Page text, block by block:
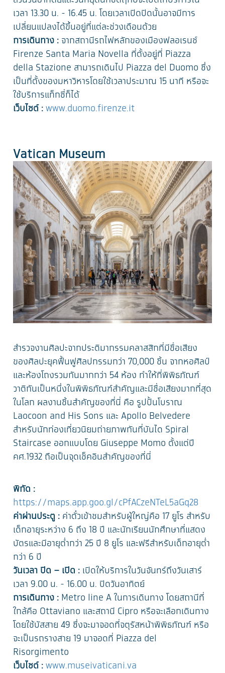
เวลา 13.30 น. - 16.45 น. โดยเวลาเปิดปิดนั้นอาจมีการ
เปลี่ยนแปลงได้ขึ้นอยู่ที่แต่ละช่วงเดือนด้วย
การเดินทาง : จากสถานีรถไฟหลักของเมืองฟลอเรนซ์
Firenze Santa Maria Novella ที่ตั้งอยู่ที่ Piazza
della Stazione สามารถเดินไป Piazza del Duomo ซึ่ง
เป็นที่ตั้งของมหาวิหารโดยใช้เวลาประมาณ 15 นาที หรือจะ
ใช้บริการแท็กซี่ก็ได้
เว็บไซต์ :www.duomo.firenze.it
Vatican Museum
สำรวจงานศิลปะจากประติมากรรมคลาสสิกที่มีชื่อเสียง
ของศิลปะยุคฟื้นฟูศิลปกรรมกว่า 70,000 ชิ้น จากหอศิลป์
และห้องโถงรวมกันมากกว่า 54 ห้อง ทำให้ที่พิพิธภัณฑ์
วาติกันเป็นหนึ่งในพิพิธภัณฑ์สำคัญและมีชื่อเสียงมากที่สุด
ในโลก ผลงานชิ้นสำคัญของที่นี่ คือ รูปปั้นโบราณ
Laocoon and His Sons และ Apollo Belvedere
สำหรับนักท่องเที่ยวนิยมถ่ายภาพกันที่บันได Spiral
Staircase ออกแบบโดย Giuseppe Momo ตั้งแต่ปี
คศ.1932 ถือเป็นจุดเช็คอินสำคัญของที่นี่
พิกัด :
https://maps.app.goo.gl/cPfACzeNTeL5aGq28
ค่าผ่านประตู : ค่าตั๋วเข้าชมสำหรับผู้ใหญ่คือ 17 ยูโร สำหรับ
เด็กอายุระหว่าง 6 ถึง 18 ปี และนักเรียนนักศึกษาที่แสดง
บัตรและมีอายุต่ำกว่า 25 ปี 8 ยูโร และฟรีสำหรับเด็กอายุต่ำ
กว่า 6 ปี
วันเวลา ปิด – เปิด : เปิดให้บริการในวันจันทร์ถึงวันเสาร์
เวลา 9.00 น. - 16.00 น. ปิดวันอาทิตย์
การเดินทาง : Metro line A ในการเดินทาง โดยสถานีที่
ใกล้คือ Ottaviano และสถานี Cipro หรือจะเลือกเดินทาง
โดยใช้บัสสาย 49 ซึ่งจะมาจอดที่จตุรัสหน้าพิพิธภัณฑ์ หรือ
จะเป็นรถรางสาย 19 มาจอดที่ Piazza del
Risorgimento
เว็บไซต์ :www.museivaticani.va